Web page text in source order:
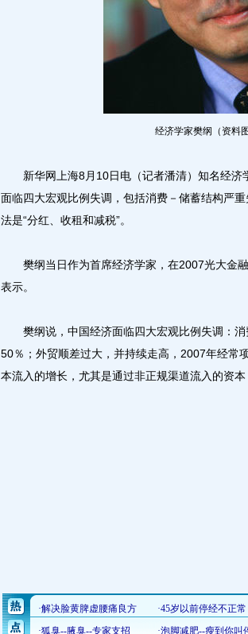
经济学家樊纲（资料图
新华网上海8月10日电（记者潘清）知名经济
面临四大宏观比例失调，包括消费－储蓄结构严
法是“分红、收租和减税”。
樊纲当日作为首席经济学家，在2007光大金融
表示。
樊纲说，中国经济面临四大宏观比例失调：消
50％；外贸顺差过大，并持续走高，2007年经常
本流入的增长，尤其是通过非正规渠道流入的资